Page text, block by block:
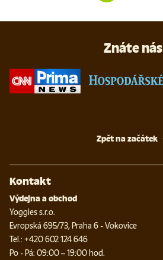
Znáte nás
Zpět na začátek
Kontakt
Výdejna a obchod
Yoggies s.r.o.
Evropská 695/73, Praha 6 - Vokovice
Tel.: +420 602 124 646
Po - Pá: 09:00 – 19:00 hod.